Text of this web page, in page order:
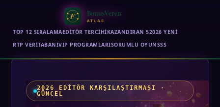
F BonusVeren
ATLAS
TOP 12 SIRALAMAEDITÖR TERCIHIKAZANDIRAN 52026 YENİ
RTP VERITABANIVIP PROGRAMLARISORUMLU OYUNSSS
2026 EDITÖR KARŞILAŞTIRMASI ·
GÜNCEL